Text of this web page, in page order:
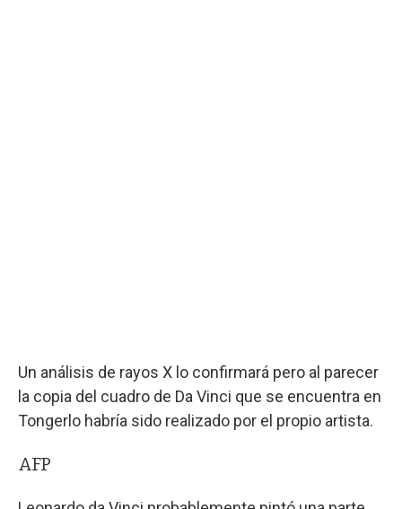
Un análisis de rayos X lo confirmará pero al parecer
la copia del cuadro de Da Vinci que se encuentra en
Tongerlo habría sido realizado por el propio artista.
AFP